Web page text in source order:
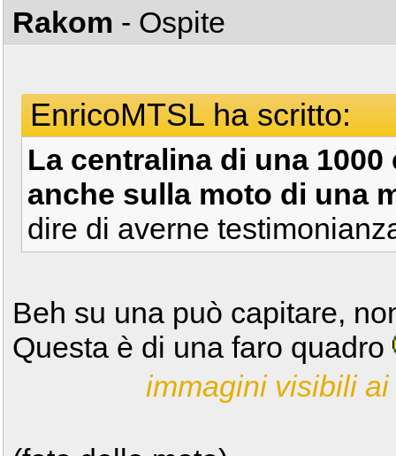
Rakom - Ospite
EnricoMTSL ha scritto:
La centralina di una
anche sulla moto di una
dire di averne
Beh su una può capitare,
Questa è di una faro quadro
immagini visibili